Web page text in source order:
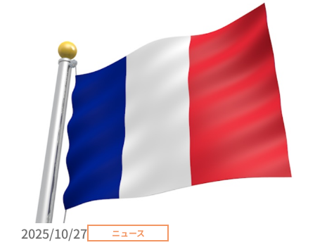
2025/10/27 ニュース